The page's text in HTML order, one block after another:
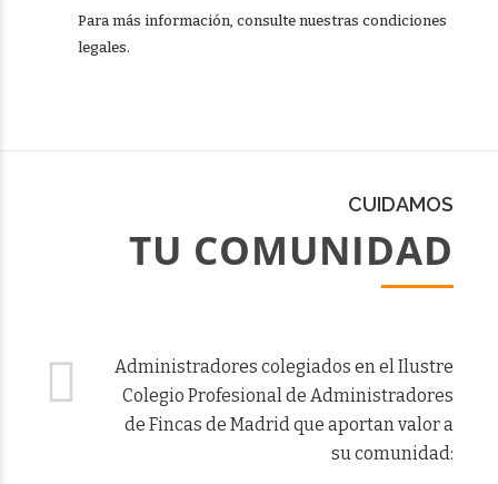
Para más información, consulte nuestras condiciones
legales.
CUIDAMOS
TU COMUNIDAD
Administradores colegiados en el Ilustre
Colegio Profesional de Administradores
de Fincas de Madrid que aportan valor a
su comunidad: